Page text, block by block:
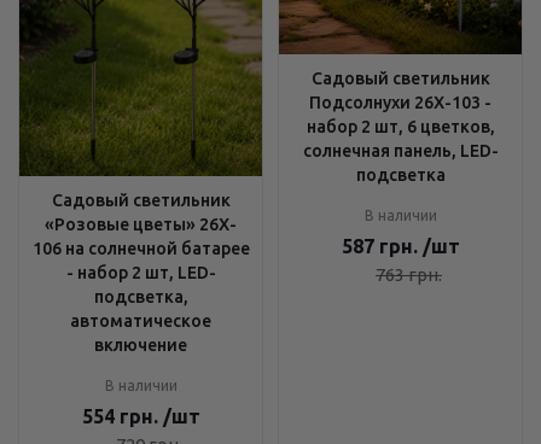
Садовый светильник
«Розовые цветы» 26X-
106 на солнечной батарее
- набор 2 шт, LED-
подсветка,
автоматическое
включение
В наличии
554 грн. /шт
Садовый светильник
Подсолнухи 26X-103 -
набор 2 шт, 6 цветков,
солнечная панель, LED-
подсветка
В наличии
587 грн. /шт
763грн.